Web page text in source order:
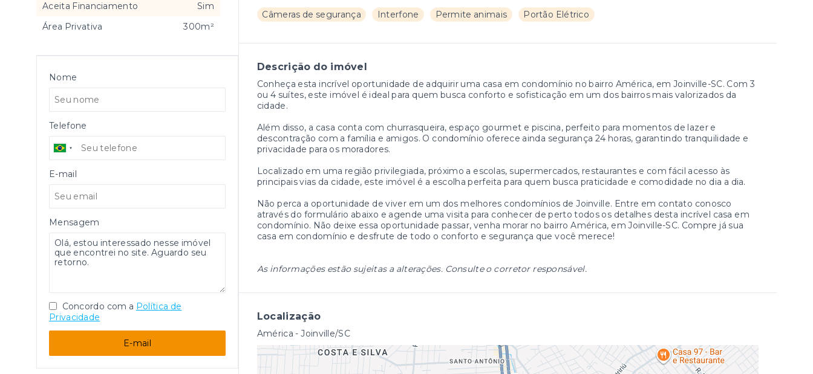
Câmeras de segurança Interfone Permite animais Portão Elétrico
Descrição do imóvel
Conheça esta incrível oportunidade de adquirir uma casa em condomínio no bairro América, em Joinville-SC. Com 3
ou 4 suítes, este imóvel é ideal para quem busca conforto e sofisticação em um dos bairros mais valorizados da
cidade.
Além disso, a casa conta com churrasqueira, espaço gourmet e piscina, perfeito para momentos de lazer e
descontração com a família e amigos. O condomínio oferece ainda segurança 24 horas, garantindo tranquilidade e
privacidade para os moradores.
Localizado em uma região privilegiada, próximo a escolas, supermercados, restaurantes e com fácil acesso às
principais vias da cidade, este imóvel é a escolha perfeita para quem busca praticidade e comodidade no dia a dia.
Não perca a oportunidade de viver em um dos melhores condomínios de Joinville. Entre em contato conosco
através do formulário abaixo e agende uma visita para conhecer de perto todos os detalhes desta incrível casa em
condomínio. Não deixe essa oportunidade passar, venha morar no bairro América, em Joinville-SC. Compre já sua
casa em condomínio e desfrute de todo o conforto e segurança que você merece!
As informações estão sujeitas a alterações. Consulte o corretor responsável.
Localização
América - Joinville/SC
Aceita Financiamento
Sim
Área Privativa
300m²
Nome
Telefone
E-mail
Mensagem
Concordo com a Política de
Privacidade
E-mail